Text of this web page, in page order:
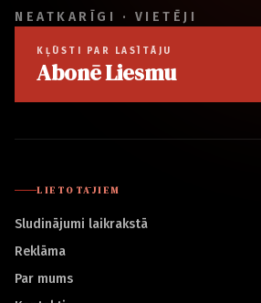
NEATKARĪGI · VIETĒJI
KĻŪSTI PAR LASĪTĀJU
Abonē Liesmu
LIETOTĀJIEM
Sludinājumi laikrakstā
Reklāma
Par mums